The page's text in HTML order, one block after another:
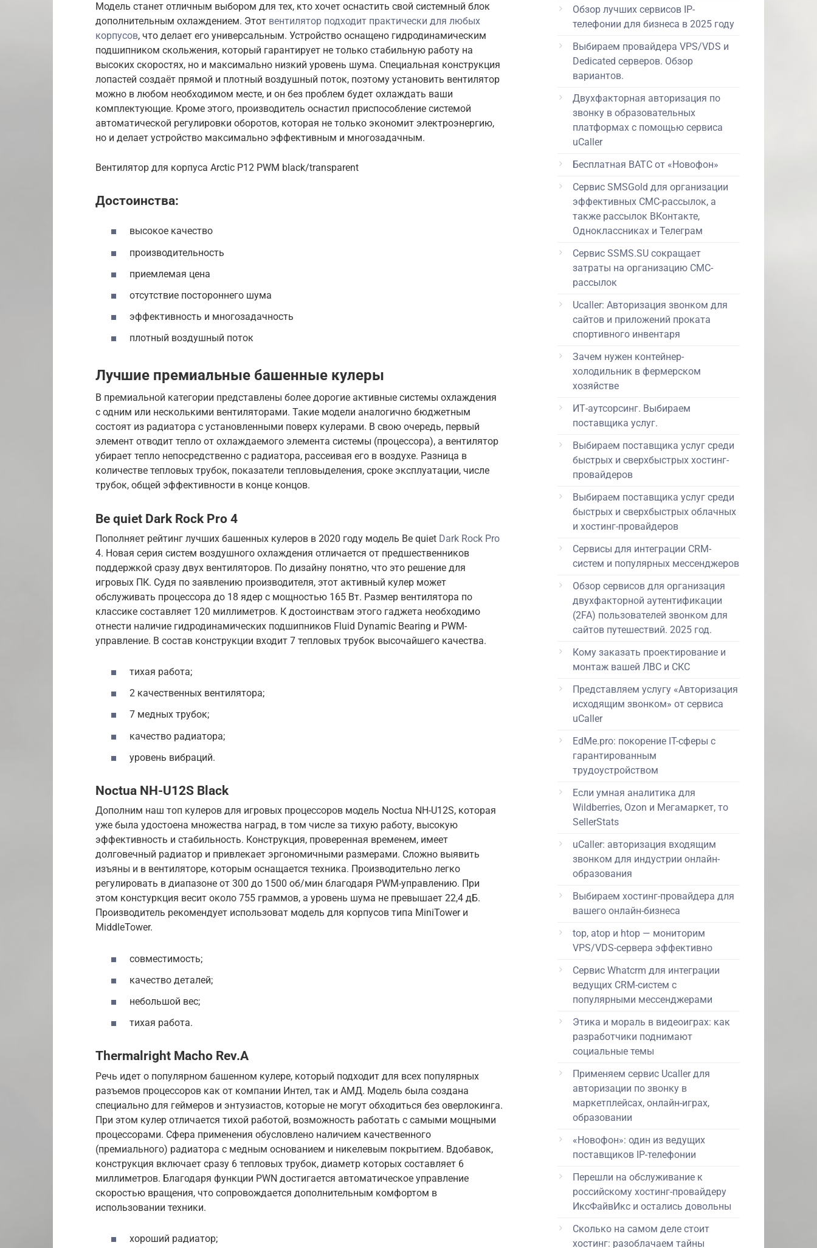
Модель станет отличным выбором для тех, кто хочет оснастить свой системный блок
дополнительным охлаждением. Этот вентилятор подходит практически для любых
корпусов, что делает его универсальным. Устройство оснащено гидродинамическим
подшипником скольжения, который гарантирует не только стабильную работу на
высоких скоростях, но и максимально низкий уровень шума. Специальная конструкция
лопастей создаёт прямой и плотный воздушный поток, поэтому установить вентилятор
можно в любом необходимом месте, и он без проблем будет охлаждать ваши
комплектующие. Кроме этого, производитель оснастил приспособление системой
автоматической регулировки оборотов, которая не только экономит электроэнергию,
но и делает устройство максимально эффективным и многозадачным.
Вентилятор для корпуса Arctic P12 PWM black/transparent
Достоинства:
высокое качество
производительность
приемлемая цена
отсутствие постороннего шума
эффективность и многозадачность
плотный воздушный поток
Лучшие премиальные башенные кулеры
В премиальной категории представлены более дорогие активные системы охлаждения
с одним или несколькими вентиляторами. Такие модели аналогично бюджетным
состоят из радиатора с установленными поверх кулерами. В свою очередь, первый
элемент отводит тепло от охлаждаемого элемента системы (процессора), а вентилятор
убирает тепло непосредственно с радиатора, рассеивая его в воздухе. Разница в
количестве тепловых трубок, показатели тепловыделения, сроке эксплуатации, числе
трубок, общей эффективности в конце концов.
Be quiet Dark Rock Pro 4
Пополняет рейтинг лучших башенных кулеров в 2020 году модель Be quiet Dark Rock Pro
4. Новая серия систем воздушного охлаждения отличается от предшественников
поддержкой сразу двух вентиляторов. По дизайну понятно, что это решение для
игровых ПК. Судя по заявлению производителя, этот активный кулер может
обслуживать процессора до 18 ядер с мощностью 165 Вт. Размер вентилятора по
классике составляет 120 миллиметров. К достоинствам этого гаджета необходимо
отнести наличие гидродинамических подшипников Fluid Dynamic Bearing и PWM-
управление. В состав конструкции входит 7 тепловых трубок высочайшего качества.
тихая работа;
2 качественных вентилятора;
7 медных трубок;
качество радиатора;
уровень вибраций.
Noctua NH-U12S Black
Дополним наш топ кулеров для игровых процессоров модель Noctua NH-U12S, которая
уже была удостоена множества наград, в том числе за тихую работу, высокую
эффективность и стабильность. Конструкция, проверенная временем, имеет
долговечный радиатор и привлекает эргономичными размерами. Сложно выявить
изъяны и в вентиляторе, которым оснащается техника. Производительно легко
регулировать в диапазоне от 300 до 1500 об/мин благодаря PWM-управлению. При
этом констуркция весит около 755 граммов, а уровень шума не превышает 22,4 дБ.
Производитель рекомендует использоват модель для корпусов типа MiniTower и
MiddleTower.
совместимость;
качество деталей;
небольшой вес;
тихая работа.
Thermalright Macho Rev.A
Речь идет о популярном башенном кулере, который подходит для всех популярных
разъемов процессоров как от компании Интел, так и АМД. Модель была создана
специально для геймеров и энтузиастов, которые не могут обходиться без оверлокинга.
При этом кулер отличается тихой работой, возможность работать с самыми мощными
процессорами. Сфера применения обусловлено наличием качественного
(премиального) радиатора с медным основанием и никелевым покрытием. Вдобавок,
конструкция включает сразу 6 тепловых трубок, диаметр которых составляет 6
миллиметров. Благодаря функции PWN достигается автоматическое управление
скоростью вращения, что сопровождается дополнительным комфортом в
использовании техники.
хороший радиатор;
Обзор лучших сервисов IP-
телефонии для бизнеса в 2025 году
Выбираем провайдера VPS/VDS и
Dedicated серверов. Обзор
вариантов.
Двухфакторная авторизация по
звонку в образовательных
платформах с помощью сервиса
uCaller
Бесплатная ВАТС от «Новофон»
Сервис SMSGold для организации
эффективных СМС-рассылок, а
также рассылок ВКонтакте,
Одноклассниках и Телеграм
Сервис SSMS.SU сокращает
затраты на организацию СМС-
рассылок
Ucaller: Авторизация звонком для
сайтов и приложений проката
спортивного инвентаря
Зачем нужен контейнер-
холодильник в фермерском
хозяйстве
ИТ-аутсорсинг. Выбираем
поставщика услуг.
Выбираем поставщика услуг среди
быстрых и сверхбыстрых хостинг-
провайдеров
Выбираем поставщика услуг среди
быстрых и сверхбыстрых облачных
и хостинг-провайдеров
Сервисы для интеграции CRM-
систем и популярных мессенджеров
Обзор сервисов для организация
двухфакторной аутентификации
(2FA) пользователей звонком для
сайтов путешествий. 2025 год.
Кому заказать проектирование и
монтаж вашей ЛВС и СКС
Представляем услугу «Авторизация
исходящим звонком» от сервиса
uCaller
EdMe.pro: покорение IT-сферы с
гарантированным
трудоустройством
Если умная аналитика для
Wildberries, Ozon и Мегамаркет, то
SellerStats
uCaller: авторизация входящим
звонком для индустрии онлайн-
образования
Выбираем хостинг-провайдера для
вашего онлайн-бизнеса
top, atop и htop — мониторим
VPS/VDS-сервера эффективно
Сервис Whatcrm для интеграции
ведущих CRM-систем с
популярными мессенджерами
Этика и мораль в видеоиграх: как
разработчики поднимают
социальные темы
Применяем сервис Ucaller для
авторизации по звонку в
маркетплейсах, онлайн-играх,
образовании
«Новофон»: один из ведущих
поставщиков IP-телефонии
Перешли на обслуживание к
российскому хостинг-провайдеру
ИксФайвИкс и остались довольны
Сколько на самом деле стоит
хостинг: разоблачаем тайны